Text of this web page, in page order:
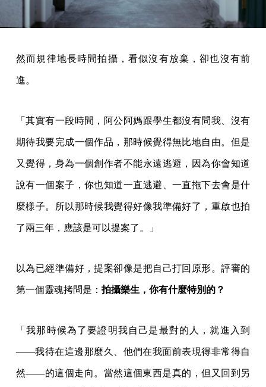
然而規律地長時間拍攝，看似沒有放棄，卻也沒有前
進。
「其實有一段時間，阿公阿媽跟學生都沒有問我、沒有
期待我要完成一個作品，那時候覺得無比地自由。但是
又覺得，身為一個創作者不能永遠逃避，因為你會知道
說有一個案子，你也知道一直逃避、一直拖下去會是什
麼樣子。所以那時候我覺得好像我準備好了，重啟也拍
了兩三年，應該是可以提案了。」
以為已經準備好，提案卻像是把自己打回原形。評審的
第一個靈魂拷問是： 拍攝樂生，你有什麼特別的？
「我那時候為了要證明我自己是最對的人，就進入到
——我待在這邊那麼久、他們在我面前表現得非常得自
然——的這個走向。當然這個東西是真的，但又回到另